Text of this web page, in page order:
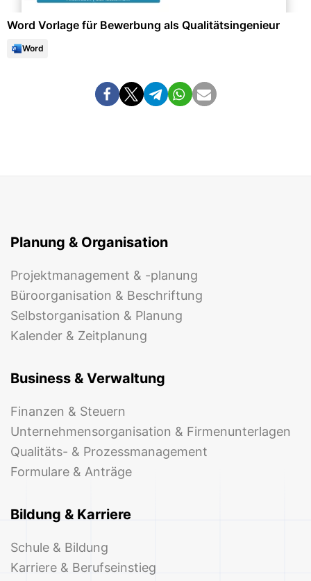
Word Vorlage für Bewerbung als Qualitätsingenieur
Word
Planung & Organisation
Projektmanagement & -planung
Büroorganisation & Beschriftung
Selbstorganisation & Planung
Kalender & Zeitplanung
Business & Verwaltung
Finanzen & Steuern
Unternehmensorganisation & Firmenunterlagen
Qualitäts- & Prozessmanagement
Formulare & Anträge
Bildung & Karriere
Schule & Bildung
Karriere & Berufseinstieg